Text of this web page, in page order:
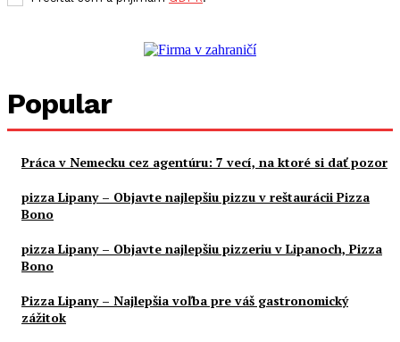
Popular
Práca v Nemecku cez agentúru: 7 vecí, na ktoré si dať pozor
pizza Lipany – Objavte najlepšiu pizzu v reštaurácii Pizza
Bono
pizza Lipany – Objavte najlepšiu pizzeriu v Lipanoch, Pizza
Bono
Pizza Lipany – Najlepšia voľba pre váš gastronomický
zážitok